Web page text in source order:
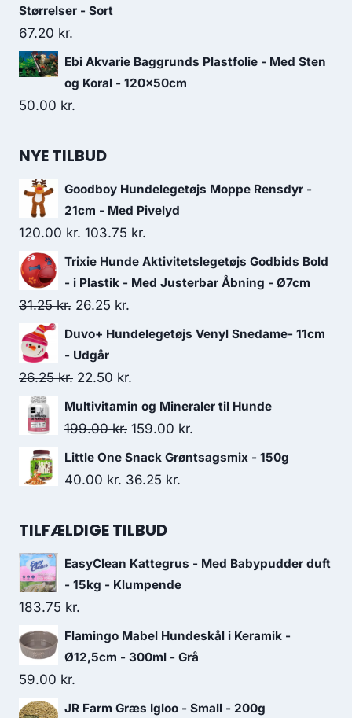
var:
Størrelser - Sort
67.20 kr.
Ebi Akvarie Baggrunds Plastfolie - Med Sten
og Koral - 120x50cm
50.00 kr.
NYE TILBUD
Goodboy Hundelegetøjs Moppe Rensdyr -
21cm - Med Pivelyd
120.00kr. Den
oprindelige
pris
var:
120.00 kr..
103.75 kr.
aktuelle
pris
103.75 kr..
Trixie Hunde Aktivitetslegetøjs Godbids Bold
- i Plastik - Med Justerbar Åbning - Ø7cm
31.25kr. Den
oprindelige
pris
var:
31.25 kr..
26.25 kr.
aktuelle
26.25 kr..
Duvo+ Hundelegetøjs Venyl Snedame- 11cm
- Udgår
26.25kr. Den
oprindelige
pris
26.25 kr..
22.50 kr.
aktuelle
pris
22.50 kr..
Multivitamin og Mineraler til Hunde
199.00kr. Den
oprindelige
pris
199.00 kr..
159.00 kr.
aktuelle
Little One Snack Grøntsagsmix - 150g
40.00kr. Den
pris
40.00 kr..
36.25 kr.
36.25 kr..
TILFÆLDIGE TILBUD
EasyClean Kattegrus - Med Babypudder duft
- 15kg - Klumpende
183.75 kr.
Flamingo Mabel Hundeskål i Keramik -
Ø12,5cm - 300ml - Grå
59.00 kr.
JR Farm Græs Igloo - Small - 200g